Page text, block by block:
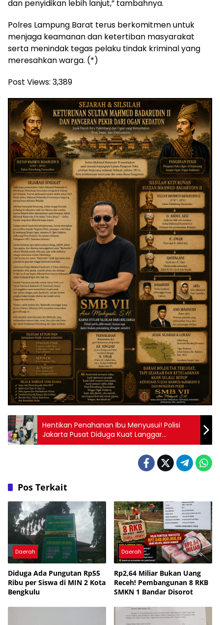
dan penyidikan lebih lanjut,” tambahnya.
Polres Lampung Barat terus berkomitmen untuk
menjaga keamanan dan ketertiban masyarakat
serta menindak tegas pelaku tindak kriminal yang
meresahkan warga. (*)
Post Views: 3,389
Hentikan Penahanan Ibu Menyusui! Polisi
Jakarta Pusat Diduga Kuat Langgar
Konstitusi
Pos Terkait
Daerah
Diduga Ada Pungutan Rp55
Ribu per Siswa di MIN 2 Kota
Bengkulu
Daerah
Rp2,64 Miliar Bukan Uang
Receh! Pembangunan 8 RKB
SMKN 1 Bandar Disorot